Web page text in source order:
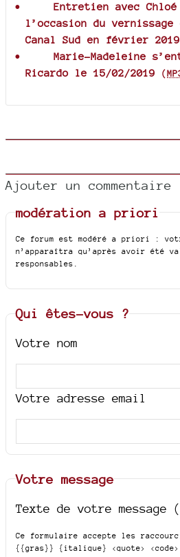
Entretien avec
l’occasion du
Canal Sud en février 2019
Marie-Madeleine
Ricardo le 15/02/2019
(
Ajouter un commentaire
modération a priori
Ce forum est modéré a priori :
n’apparaîtra qu’après avoir été
responsables.
Qui êtes-vous ?
Votre nom
Votre adresse email
Votre message
Texte de votre
Ce formulaire accepte les
{{gras}} {italique} <quote> <code>